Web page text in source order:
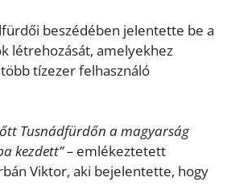
beszédében jelentette be a
létrehozását, amelyekhez
tízezer felhasználó
Tusnádfürdőn a magyarság
kezdett” – emlékeztetett
Viktor, aki bejelentette, hogy